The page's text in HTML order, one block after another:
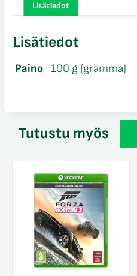
Lisätiedot
Lisätiedot
Paino 100 g (gramma)
Tutustu myös